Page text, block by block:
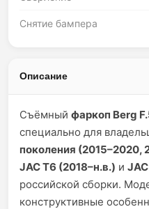
Снятие бампера
Описание
Съёмный фаркоп Berg
специально для
поколения (2015–2020,
JAC T6 (2018–н.в.) и
российской сборки.
конструктивные